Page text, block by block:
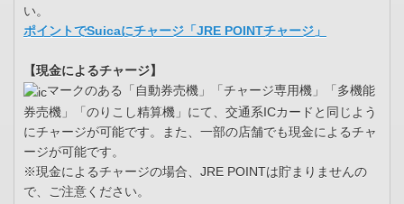
い。
ポイントでSuicaにチャージ「JRE POINTチャージ」
【現金によるチャージ】
マークのある「自動券売機」「チャージ専用機」「多機能
券売機」「のりこし精算機」にて、交通系ICカードと同じよう
にチャージが可能です。また、一部の店舗でも現金によるチャ
ージが可能です。
※現金によるチャージの場合、JRE POINTは貯まりませんの
で、ご注意ください。